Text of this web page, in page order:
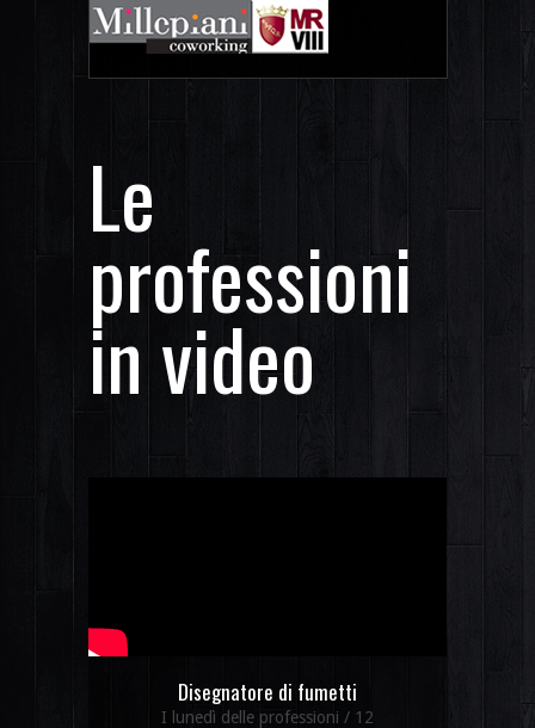
Le
professioni
in video
Disegnatore di fumetti
I lunedì delle professioni / 12